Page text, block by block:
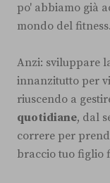
po' abbiamo già
mondo del fitness.
Anzi: sviluppare
innanzitutto per
riuscendo a
quotidiane, dal
correre per
braccio tuo figlio